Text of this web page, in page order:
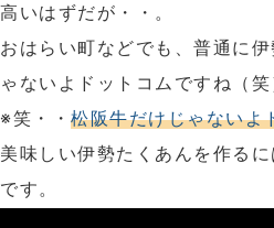
高いはずだが・・。
おはらい町などでも、普通に
ゃないよドットコムですね（笑
※笑・・ 松阪牛だけじゃないよ
美味しい伊勢たくあんを作る
です。